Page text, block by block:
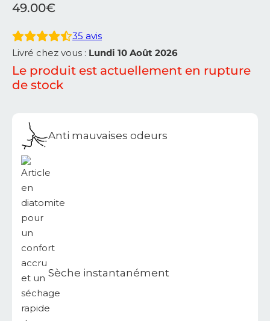
49.00€
35 avis
Livré chez vous : Lundi 10 Août 2026
Le produit est actuellement en rupture
de stock
Anti mauvaises odeurs
Sèche instantanément